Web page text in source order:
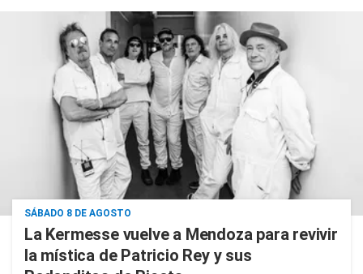
SÁBADO 8 DE AGOSTO
La Kermesse vuelve a Mendoza para revivir
la mística de Patricio Rey y sus